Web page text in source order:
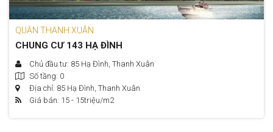
QUẬN THANH XUÂN
CHUNG CƯ 143 HẠ ĐÌNH
Chủ đầu tư: 85 Hạ Đình, Thanh Xuân
Số tầng: 0
Địa chỉ: 85 Hạ Đình, Thanh Xuân
Giá bán: 15 - 15triệu/m2